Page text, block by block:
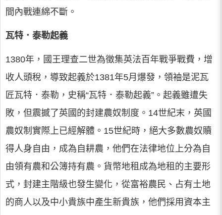
間內戰連綿不斷。
瓦特．泰勒起義
1380年，國王理查二世為徵集英法百年戰爭戰費，增
收人頭稅，導致起義於1381年5月爆發，領袖是泥瓦
匠瓦特．泰勒，史稱“瓦特．泰勒起義”。起義雖遭失
敗，但震撼了英國的封建農奴制度。14世紀末，英國
農奴制實際上已經解體。15世紀時，絕大多數農奴贖
得人身自由，成為自耕農，他們在法律地位上分為自
由領有農和公簿持有農。貨幣地租成為地租的主要形
式，封建主階級也發生變化，從富裕農民、占有土地
的商人以及中小貴族中產生新貴族，他們採用資本主